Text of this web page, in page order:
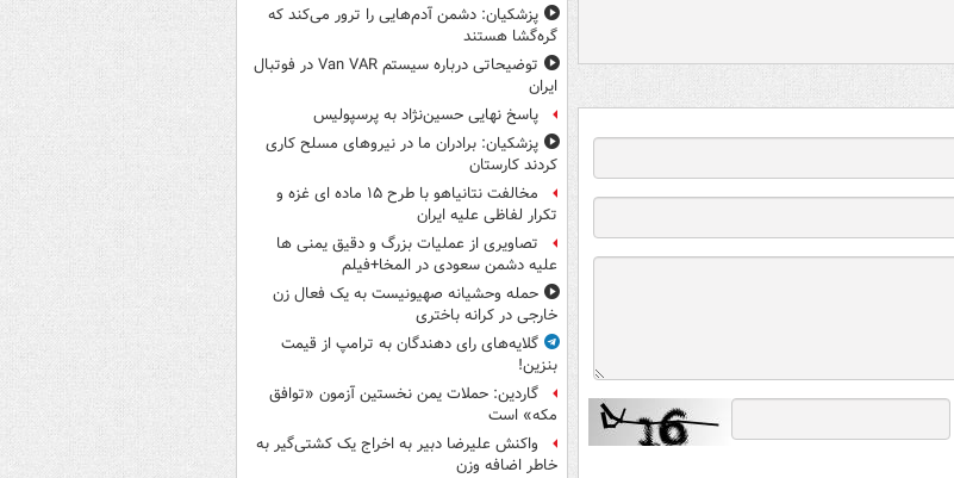
پزشکیان: دشمن آدم‌هایی را ترور می‌کند که
گره‌گشا هستند
توضیحاتی درباره سیستم Van VAR در فوتبال
ایران
پاسخ نهایی حسین‌نژاد به پرسپولیس
پزشکیان: برادران ما در نیروهای مسلح کاری
کردند کارستان
مخالفت نتانیاهو با طرح ۱۵ ماده ای غزه و
تکرار لفاظی علیه ایران
تصاویری از عملیات بزرگ و دقیق یمنی ها
علیه دشمن سعودی در المخا+فیلم
حمله وحشیانه صهیونیست به یک فعال زن
خارجی در کرانه باختری
گلایه‌های رای دهندگان به ترامپ از قیمت
بنزین!
گاردین: حملات یمن نخستین آزمون «توافق
مکه» است
واکنش علیرضا دبیر به اخراج یک کشتی‌گیر به
خاطر اضافه وزن